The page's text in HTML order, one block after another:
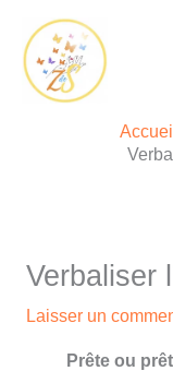
contenu
Accueil
Verbaliser
Laisser un
Prête ou